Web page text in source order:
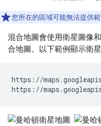
您所在的區域可能無法提供範
混合地圖會使用衛星圖像
合地圖。以下範例顯示衛
https://
https://